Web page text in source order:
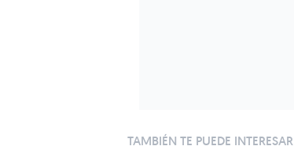
TAMBIÉN TE PUEDE INTERESAR